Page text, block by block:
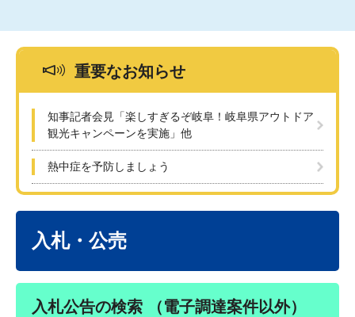
重要なお知らせ
知事記者会見「楽しすぎるぞ岐阜！岐阜県アウトドア
観光キャンペーンを実施」他
熱中症を予防しましょう
入札・公売
入札公告の検索 （電子調達案件以外）